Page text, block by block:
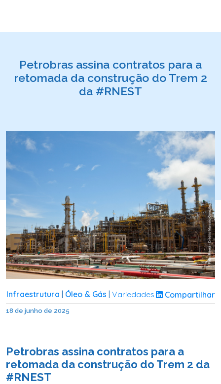
Petrobras assina contratos para a
retomada da construção do Trem 2
da #RNEST
Infraestrutura Óleo & Gás Variedades Compartilhar
18 de junho de 2025
Petrobras assina contratos para a
retomada da construção do Trem 2 da
#RNEST